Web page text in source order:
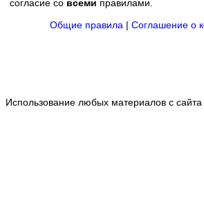
согласие со всеми правилами.
Общие правила | Соглашение о
Использование любых материалов с